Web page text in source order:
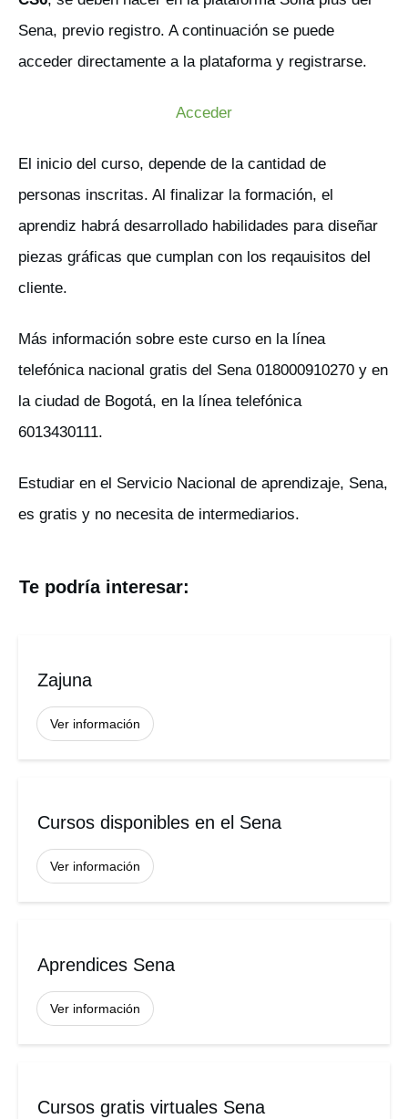
Sena, previo registro. A continuación se puede
acceder directamente a la plataforma y registrarse.
Acceder
El inicio del curso, depende de la cantidad de
personas inscritas. Al finalizar la formación, el
aprendiz habrá desarrollado habilidades para diseñar
piezas gráficas que cumplan con los reqauisitos del
cliente.
Más información sobre este curso en la línea
telefónica nacional gratis del Sena 018000910270 y en
la ciudad de Bogotá, en la línea telefónica
6013430111.
Estudiar en el Servicio Nacional de aprendizaje, Sena,
es gratis y no necesita de intermediarios.
Te podría interesar:
Zajuna
Ver información
Cursos disponibles en el Sena
Ver información
Aprendices Sena
Ver información
Cursos gratis virtuales Sena